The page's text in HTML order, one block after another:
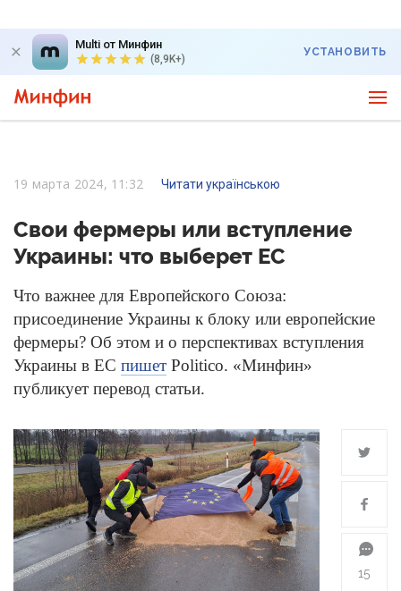
Multi от Минфин
(8,9K+)
УСТАНОВИТЬ
19 марта 2024, 11:32 Читати українською
Свои фермеры или вступление
Украины: что выберет ЕС
Что важнее для Европейского Союза:
присоединение Украины к блоку или европейские
фермеры? Об этом и о перспективах вступления
Украины в ЕС пишет Politico. «Минфин»
публикует перевод статьи.
15